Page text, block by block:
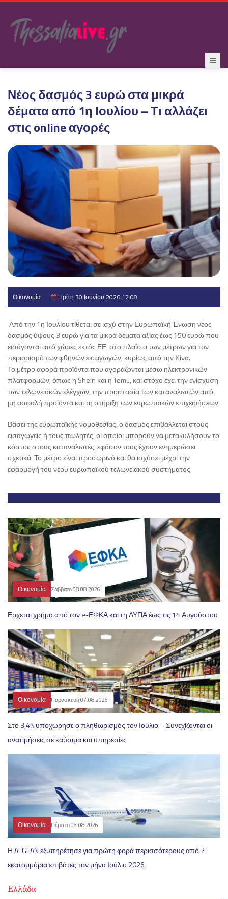
Νέος δασμός 3 ευρώ στα μικρά
δέματα από 1η Ιουλίου – Τι αλλάζει
στις online αγορές
Οικονομία Τρίτη 30 Ιουνίου 2026 12:08
Από την 1η Ιουλίου τίθεται σε ισχύ στην Ευρωπαϊκή Ένωση νέος
δασμός ύψους 3 ευρώ για τα μικρά δέματα αξίας έως 150 ευρώ που
εισάγονται από χώρες εκτός ΕΕ, στο πλαίσιο των μέτρων για τον
περιορισμό των φθηνών εισαγωγών, κυρίως από την Κίνα.
Το μέτρο αφορά προϊόντα που αγοράζονται μέσω ηλεκτρονικών
πλατφορμών, όπως η Shein και η Temu, και στόχο έχει την ενίσχυση
των τελωνειακών ελέγχων, την προστασία των καταναλωτών από
μη ασφαλή προϊόντα και τη στήριξη των ευρωπαϊκών επιχειρήσεων.
Βάσει της ευρωπαϊκής νομοθεσίας, ο δασμός επιβάλλεται στους
εισαγωγείς ή τους πωλητές, οι οποίοι μπορούν να μετακυλήσουν το
κόστος στους καταναλωτές, εφόσον τους έχουν ενημερώσει
σχετικά. Το μέτρο είναι προσωρινό και θα ισχύσει μέχρι την
εφαρμογή του νέου ευρωπαϊκού τελωνειακού συστήματος.
Οικονομία Σάββατο 08.08.2026
Ερχεται χρήμα από τον e-ΕΦΚΑ και τη ΔΥΠΑ έως τις 14 Αυγούστου
Οικονομία Παρασκευή 07.08.2026
Στο 3,4% υποχώρησε ο πληθωρισμός τον Ιούλιο – Συνεχίζονται οι
ανατιμήσεις σε καύσιμα και υπηρεσίες
Οικονομία Πέμπτη 06.08.2026
Η AEGEAN εξυπηρέτησε για πρώτη φορά περισσότερους από 2
εκατομμύρια επιβάτες τον μήνα Ιούλιο 2026
Ελλάδα